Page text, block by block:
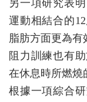
另一項研究表
運動相結合的
脂肪方面更為有
阻力訓練也有
在休息時所燃燒
根據一項綜合